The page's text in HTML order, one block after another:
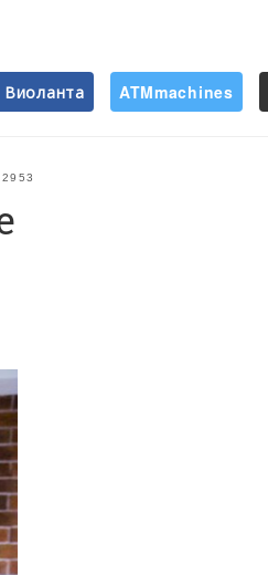
Виоланта ATMmachines
2953